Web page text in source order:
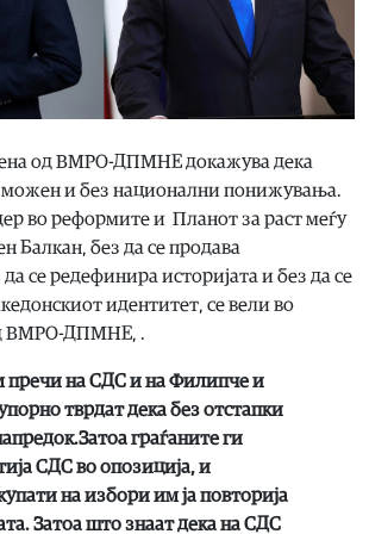
од ВМРО-ДПМНЕ докажува дека
можен и без национални понижувања.
во реформите и Планот за раст меѓу
Балкан, без да се продава
се редефинира историјата и без да се
идентитет, се вели во
ВМРО-ДПМНЕ, .
пречи на СДС и на Филипче и
тврдат дека без отстапки
граѓаните ги
СДС во опозиција, и
на избори им ја повторија
Затоа што знаат дека на СДС